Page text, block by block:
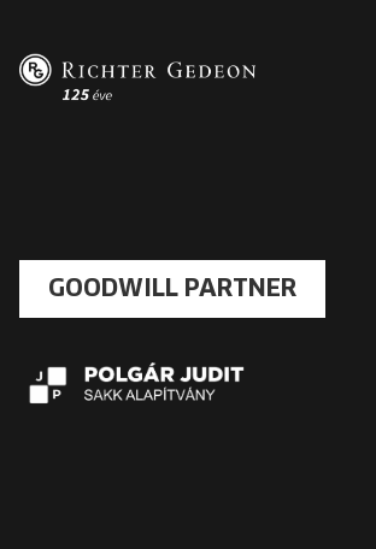
GOODWILL PARTNER